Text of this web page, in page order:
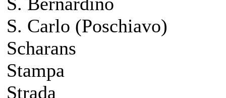
S. Carlo (Poschiavo)
Scharans
Stampa
Strada